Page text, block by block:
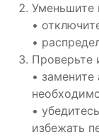
Уменьшите
•
•
Проверьте
•
•
избежать